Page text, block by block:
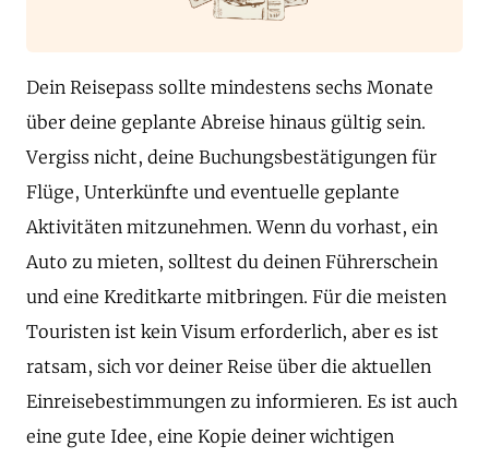
Dein Reisepass sollte mindestens sechs Monate
über deine geplante Abreise hinaus gültig sein.
Vergiss nicht, deine Buchungsbestätigungen für
Flüge, Unterkünfte und eventuelle geplante
Aktivitäten mitzunehmen. Wenn du vorhast, ein
Auto zu mieten, solltest du deinen Führerschein
und eine Kreditkarte mitbringen. Für die meisten
Touristen ist kein Visum erforderlich, aber es ist
ratsam, sich vor deiner Reise über die aktuellen
Einreisebestimmungen zu informieren. Es ist auch
eine gute Idee, eine Kopie deiner wichtigen